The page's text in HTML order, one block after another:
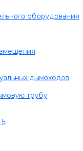
оборудования
дымоходов
трубу